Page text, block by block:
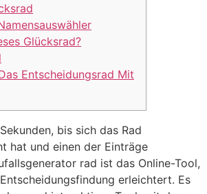
Glücksrad?
Entscheidungsrad Mit
bis sich das Rad
hat und einen der Einträge
rad ist das Online-Tool,
erleichtert. Es